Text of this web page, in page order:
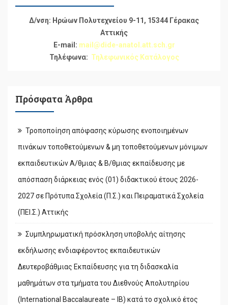
Δ/νση: Ηρώων Πολυτεχνείου 9-11, 15344 Γέρακας
Αττικής
E-mail: mail@dide-anatol.att.sch.gr
Τηλέφωνα: Τηλεφωνικός Κατάλογος
Πρόσφατα Άρθρα
Τροποποίηση απόφασης κύρωσης ενοποιημένων
πινάκων τοποθετούμενων & μη τοποθετούμενων μόνιμων
εκπαιδευτικών Α/θμιας & Β/θμιας εκπαίδευσης με
απόσπαση διάρκειας ενός (01) διδακτικού έτους 2026-
2027 σε Πρότυπα Σχολεία (Π.Σ.) και Πειραματικά Σχολεία
(ΠΕΙ.Σ.) Αττικής
Συμπληρωματική πρόσκληση υποβολής αίτησης
εκδήλωσης ενδιαφέροντος εκπαιδευτικών
Δευτεροβάθμιας Εκπαίδευσης για τη διδασκαλία
μαθημάτων στα τμήματα του Διεθνούς Απολυτηρίου
(International Baccalaureate – IB) κατά το σχολικό έτος